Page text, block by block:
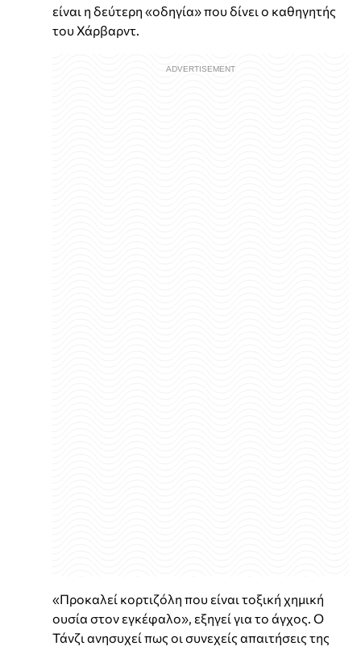
είναι η δεύτερη «οδηγία» που δίνει ο καθηγητής
του Χάρβαρντ.
«Προκαλεί κορτιζόλη που είναι τοξική χημική
ουσία στον εγκέφαλο», εξηγεί για το άγχος. Ο
Τάνζι ανησυχεί πως οι συνεχείς απαιτήσεις της